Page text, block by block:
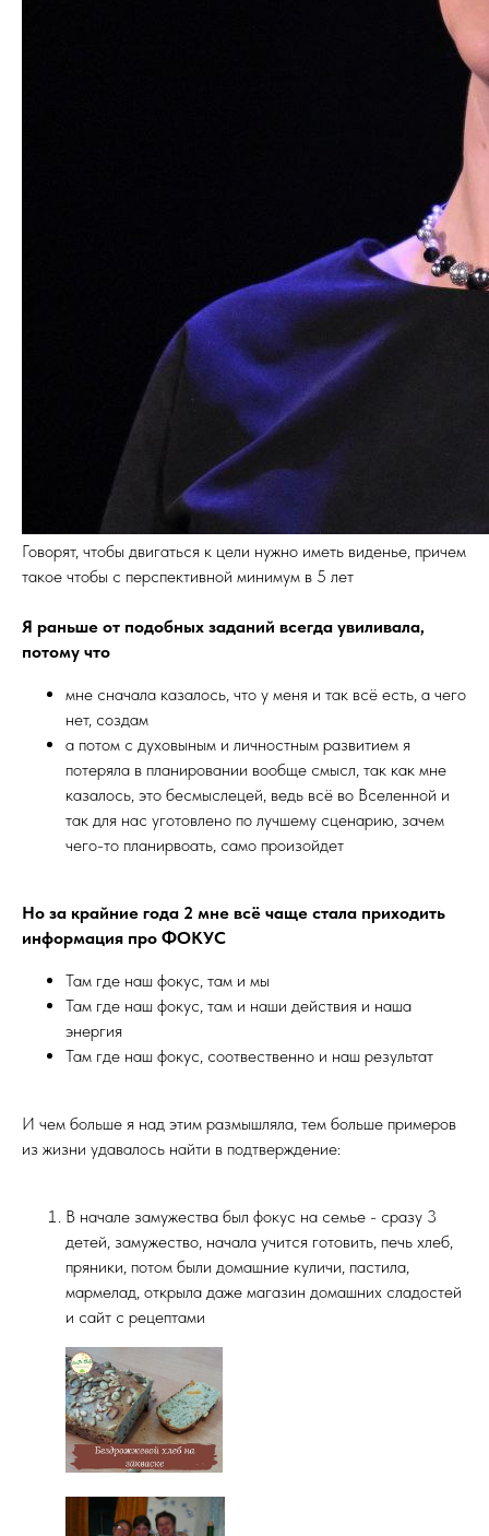
Говорят, чтобы двигаться к цели нужно иметь виденье, причем
такое чтобы с перспективной минимум в 5 лет
Я раньше от подобных заданий всегда увиливала,
потому что
мне сначала казалось, что у меня и так всё есть, а чего
нет, создам
а потом с духовыным и личностным развитием я
потеряла в планировании вообще смысл, так как мне
казалось, это бесмыслецей, ведь всё во Вселенной и
так для нас уготовлено по лучшему сценарию, зачем
чего-то планирвоать, само произойдет
Но за крайние года 2 мне всё чаще стала приходить
информация про ФОКУС
Там где наш фокус, там и мы
Там где наш фокус, там и наши действия и наша
энергия
Там где наш фокус, соотвественно и наш результат
И чем больше я над этим размышляла, тем больше примеров
из жизни удавалось найти в подтверждение:
В начале замужества был фокус на семье - сразу 3
детей, замужество, начала учится готовить, печь хлеб,
пряники, потом были домашние куличи, пастила,
мармелад, открыла даже магазин домашних сладостей
и сайт с рецептами